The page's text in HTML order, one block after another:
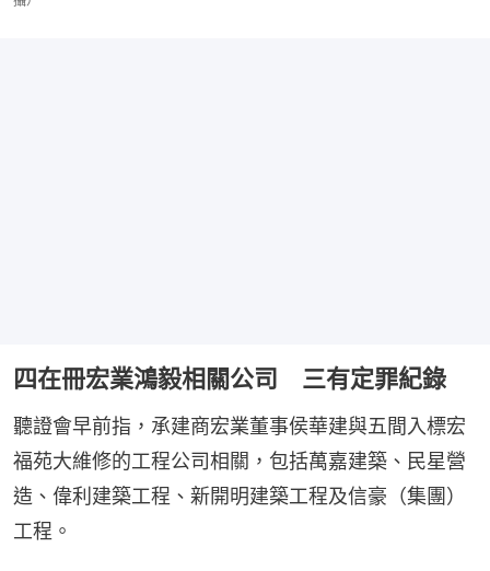
四在冊宏業鴻毅相關公司 三有定罪紀錄
聽證會早前指，承建商宏業董事侯華建與五間入標宏
福苑大維修的工程公司相關，包括萬嘉建築、民星營
造、偉利建築工程、新開明建築工程及信豪（集團）
工程。